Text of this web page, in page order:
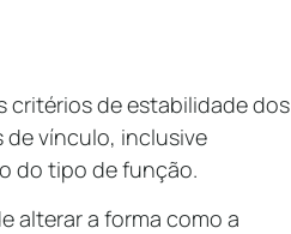
critérios de estabilidade dos
de vínculo, inclusive
do tipo de função.
alterar a forma como a